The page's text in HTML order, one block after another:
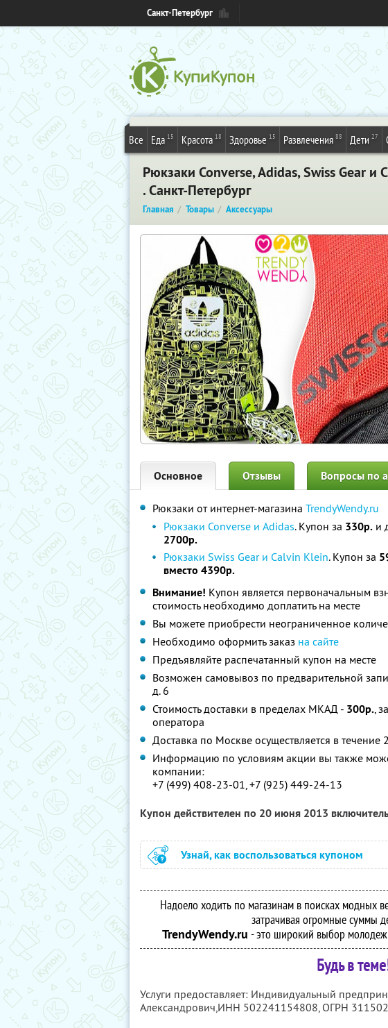
Санкт-Петербург
Все Еда 15 Красота 18 Здоровье 15 Развлечения 88 Дети 27
Рюкзаки Converse, Adidas, Swiss Gear и
. Санкт-Петербург
Главная Товары Аксессуары
Основное Отзывы Вопросы по
Рюкзаки от интернет-магазина TrendyWendy.ru
Рюкзаки Converse и Adidas. Купон за 330р. и
2700р.
Рюкзаки Swiss Gear и Calvin Klein. Купон за
вместо 4390р.
Внимание! Купон является первоначальным
стоимость необходимо доплатить на месте
Вы можете приобрести неограниченное
Необходимо оформить заказ на сайте
Предъявляйте распечатанный купон на месте
Возможен самовывоз по предварительной
д. 6
Стоимость доставки в пределах МКАД - 300р.,
оператора
Доставка по Москве осуществляется в течение
Информацию по условиям акции вы также
компании:
+7 (499) 408-23-01, +7 (925) 449-24-13
Купон действителен по 20 июня 2013
Узнай, как воспользоваться купоном
Надоело ходить по магазинам в поисках модных
затрачивая огромные суммы
TrendyWendy.ru - это широкий выбор
Будь в
Услуги предоставляет: Индивидуальный
Александрович,ИНН 502241154808, ОГРН